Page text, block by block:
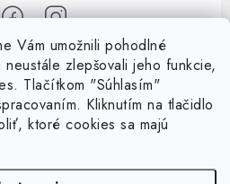
Vám umožnili pohodlné
zlepšovali jeho funkcie,
Tlačítkom "Súhlasím"
Kliknutím na tlačidlo
ktoré cookies sa majú